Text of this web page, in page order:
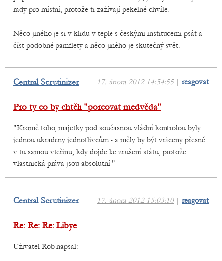
rady pro místní, protože ti zažívají pekelné chvíle.
Něco jiného je si v klidu v teple s českými institucemi psát a
číst podobné pamflety a něco jiného je skutečný svět.
17. února 2012 14:54:55| reagovat
Central Scrutinizer
Pro ty co by chtěli "porcovat medvěda"
"Kromě toho, majetky pod současnou vládní kontrolou byly
jednou ukradeny jednotlivcům - a měly by být vráceny přesně
v tu samou vteřinu, kdy dojde ke zrušení státu, protože
vlastnická práva jsou absolutní."
17. února 2012 15:03:10| reagovat
Central Scrutinizer
Re: Re: Re: Libye
Uživatel Rob napsal: